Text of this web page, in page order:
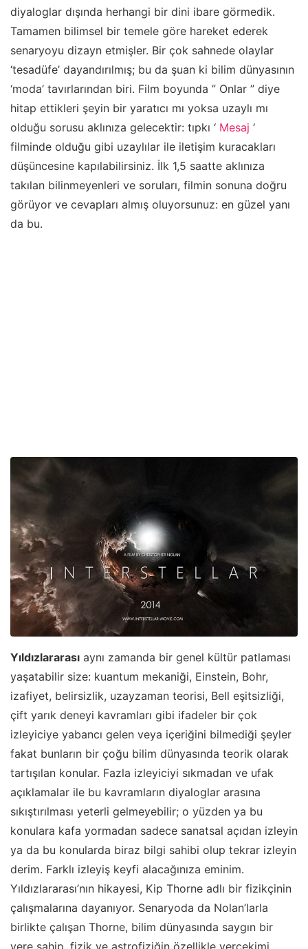
diyaloglar dışında herhangi bir dini ibare görmedik.
Tamamen bilimsel bir temele göre hareket ederek
senaryoyu dizayn etmişler. Bir çok sahnede olaylar
‘tesadüfe’ dayandırılmış; bu da şuan ki bilim dünyasının
‘moda’ tavırlarından biri. Film boyunda ” Onlar ” diye
hitap ettikleri şeyin bir yaratıcı mı yoksa uzaylı mı
olduğu sorusu aklınıza gelecektir: tıpkı ‘ Mesaj ‘
filminde olduğu gibi uzaylılar ile iletişim kuracakları
düşüncesine kapılabilirsiniz. İlk 1,5 saatte aklınıza
takılan bilinmeyenleri ve soruları, filmin sonuna doğru
görüyor ve cevapları almış oluyorsunuz: en güzel yanı
da bu.
Yıldızlararası aynı zamanda bir genel kültür patlaması
yaşatabilir size: kuantum mekaniği, Einstein, Bohr,
izafiyet, belirsizlik, uzayzaman teorisi, Bell eşitsizliği,
çift yarık deneyi kavramları gibi ifadeler bir çok
izleyiciye yabancı gelen veya içeriğini bilmediği şeyler
fakat bunların bir çoğu bilim dünyasında teorik olarak
tartışılan konular. Fazla izleyiciyi sıkmadan ve ufak
açıklamalar ile bu kavramların diyaloglar arasına
sıkıştırılması yeterli gelmeyebilir; o yüzden ya bu
konulara kafa yormadan sadece sanatsal açıdan izleyin
ya da bu konularda biraz bilgi sahibi olup tekrar izleyin
derim. Farklı izleyiş keyfi alacağınıza eminim.
Yıldızlararası’nın hikayesi, Kip Thorne adlı bir fizikçinin
çalışmalarına dayanıyor. Senaryoda da Nolan’larla
birlikte çalışan Thorne, bilim dünyasında saygın bir